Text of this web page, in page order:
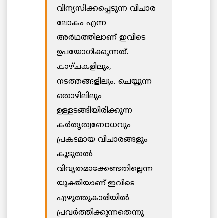
വിന്യസിക്കപ്പെടുന്ന വിചാര
ലോകം എന്ന
അർഥത്തിലാണ് ഇവിടെ
ഉപയോഗിക്കുന്നത്.
കാഴ്ചകളിലും,
നടത്തങ്ങളിലും, ചെയ്യുന്ന
തൊഴിലിലും
ഉള്ളടങ്ങിയിരിക്കുന്ന
കർതൃത്വബോധവും
പ്രകടമായ വിചാരങ്ങളും
കൂടുതൽ
വിവൃതമാക്കേണ്ടതില്ലെന്ന
യുക്തിയാണ് ഇവിടെ
എഴുത്തുകാരിയിൽ
പ്രവർത്തിക്കുന്നതെന്നു